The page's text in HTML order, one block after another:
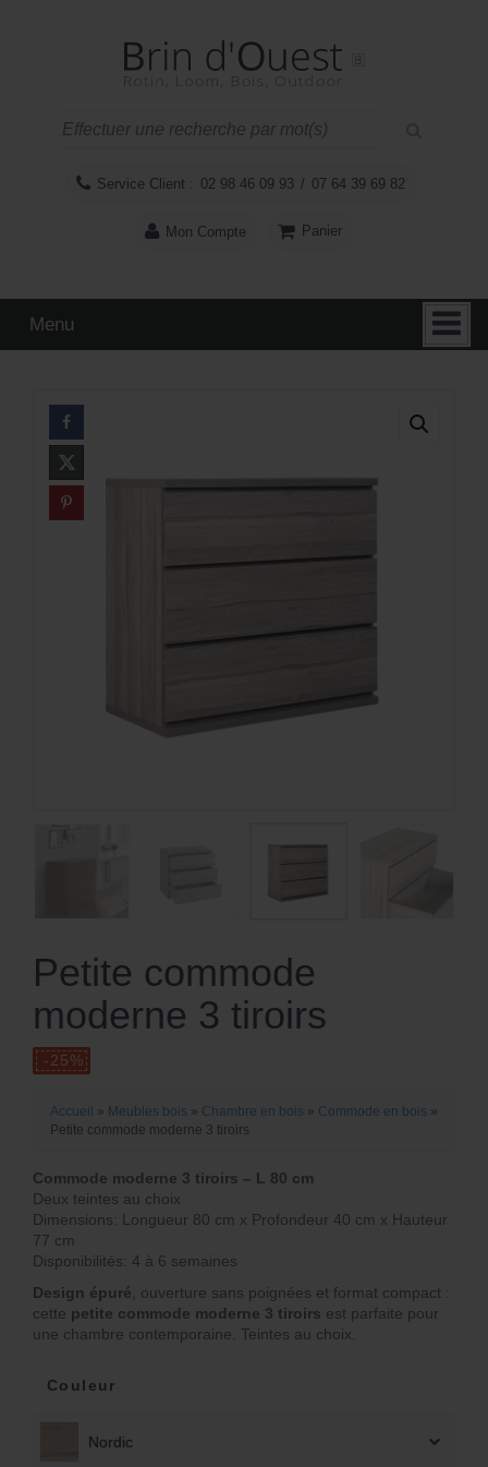
Service Client : 02 98 46 09 93 / 07 64 39 69 82
Mon Compte Panier
Menu
Petite commode
moderne 3 tiroirs
Accueil » Meubles bois » Chambre en bois » Commode en bois »
Petite commode moderne 3 tiroirs
Commode moderne 3 tiroirs – L 80 cm
Deux teintes au choix
Dimensions: Longueur 80 cm x Profondeur 40 cm x Hauteur
77 cm
Disponibilités: 4 à 6 semaines
Design épuré , ouverture sans poignées et format compact :
cette petite commode moderne 3 tiroirs est parfaite pour
une chambre contemporaine. Teintes au choix.
Couleur
Nordic
L
p
ri
i
n
L
e
p
x
a